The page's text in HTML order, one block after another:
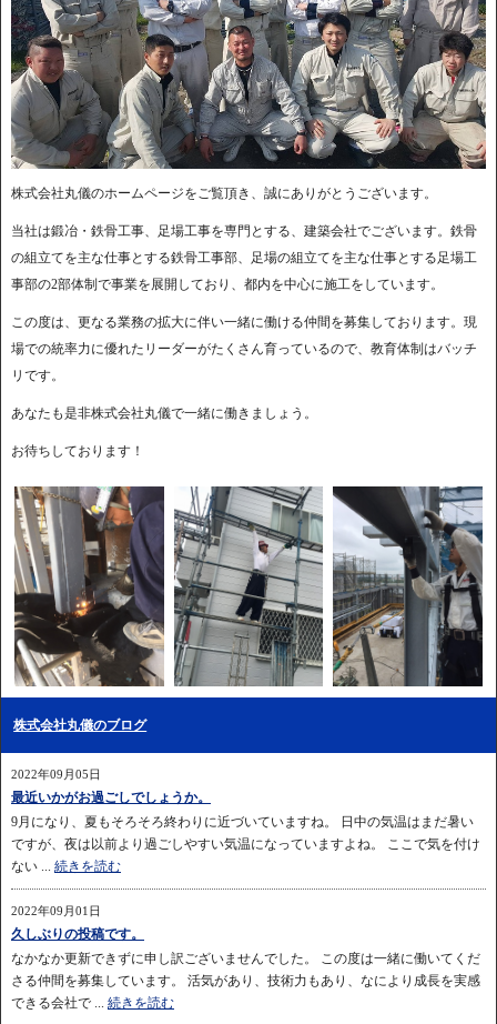
株式会社丸儀のホームページをご覧頂き、誠にありがとうございます。
当社は鍛冶・鉄骨工事、足場工事を専門とする、建築会社でございます。鉄骨
の組立てを主な仕事とする鉄骨工事部、足場の組立てを主な仕事とする足場工
事部の2部体制で事業を展開しており、都内を中心に施工をしています。
この度は、更なる業務の拡大に伴い一緒に働ける仲間を募集しております。現
場での統率力に優れたリーダーがたくさん育っているので、教育体制はバッチ
リです。
あなたも是非株式会社丸儀で一緒に働きましょう。
お待ちしております！
株式会社丸儀のブログ
2022年09月05日
最近いかがお過ごしでしょうか。
9月になり、夏もそろそろ終わりに近づいていますね。 日中の気温はまだ暑い
ですが、夜は以前より過ごしやすい気温になっていますよね。 ここで気を付け
ない ... 続きを読む
2022年09月01日
久しぶりの投稿です。
なかなか更新できずに申し訳ございませんでした。 この度は一緒に働いてくだ
さる仲間を募集しています。 活気があり、技術力もあり、なにより成長を実感
できる会社で ... 続きを読む